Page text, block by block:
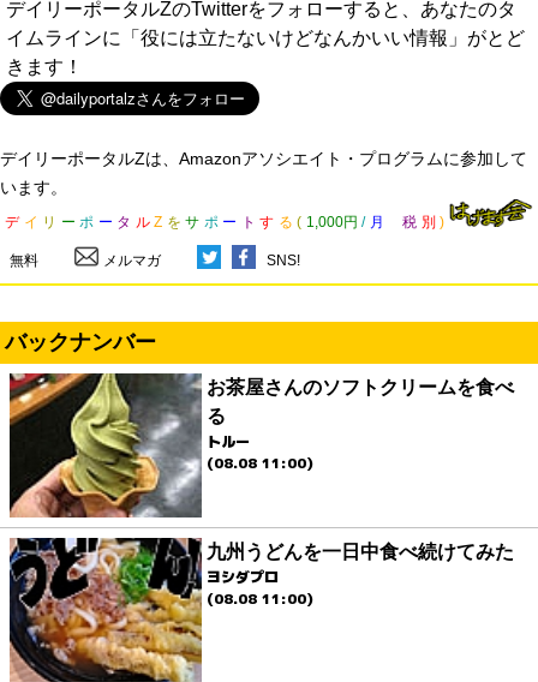
デイリーポータルZのTwitterをフォローすると、あなたのタ
イムラインに「役には立たないけどなんかいい情報」がとど
きます！
デイリーポータルZは、Amazonアソシエイト・プログラムに参加して
います。
デ イ リ ー ポ ー タ ル Z を サ ポ ー ト す る ( 1,000円 / 月 税 別 )
無料 メルマガ SNS!
バックナンバー
お茶屋さんのソフトクリームを食べ
る
トルー
(08.08 11:00)
九州うどんを一日中食べ続けてみた
ヨシダプロ
(08.08 11:00)